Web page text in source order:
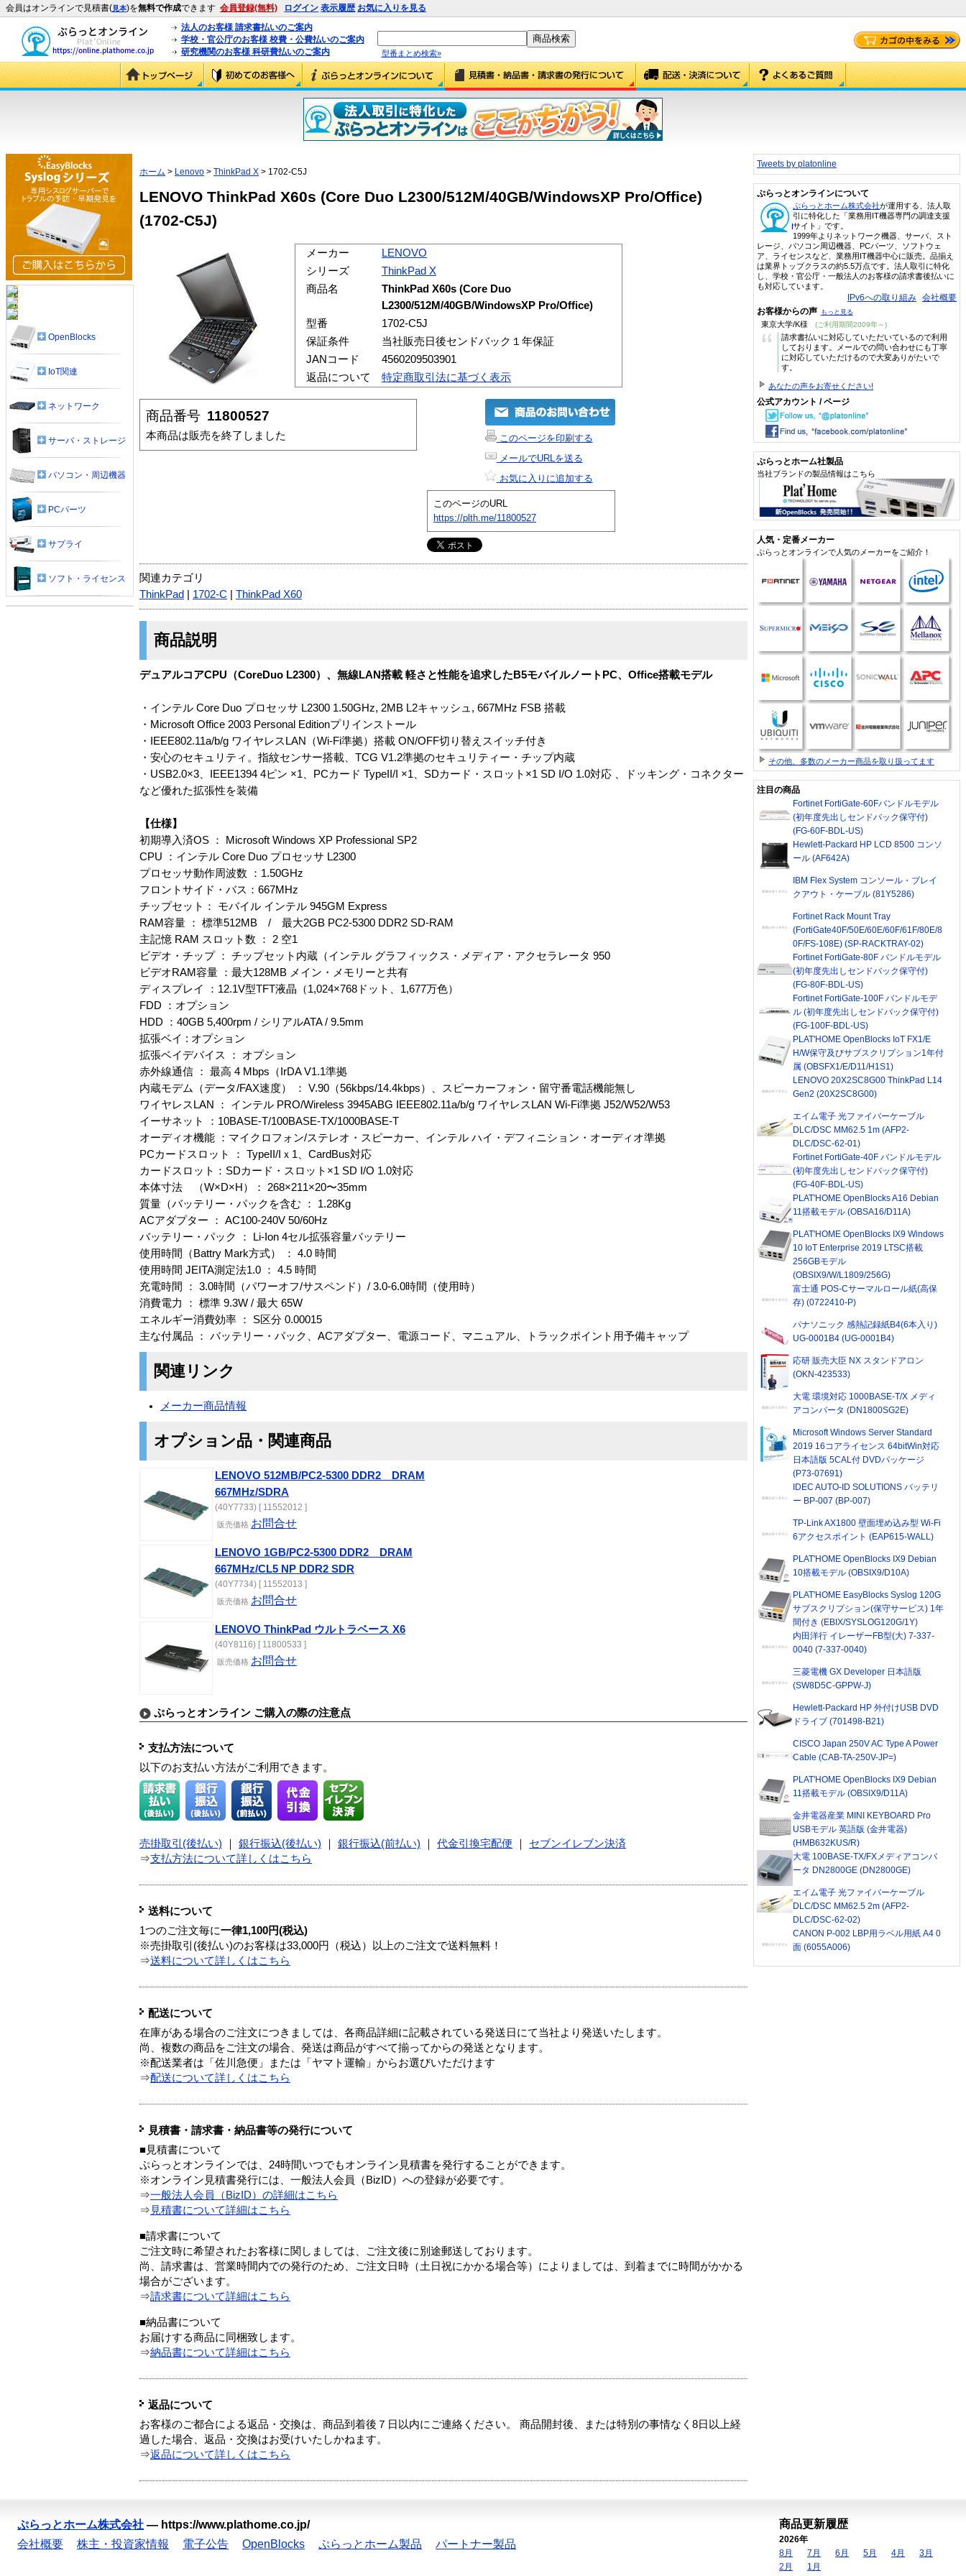
会員はオンラインで見積書(見本)を無料で作成できます 会員登録(無料) ログイン 表示履歴 お気に入りを見る
法人のお客様 請求書払いのご案内
学校・官公庁のお客様 校費・公費払いのご案内
研究機関のお客様 科研費払いのご案内
型番まとめ検索»
ホーム > Lenovo > ThinkPad X > 1702-C5J
LENOVO ThinkPad X60s (Core Duo L2300/512M/40GB/WindowsXP Pro/Office)
(1702-C5J)
メーカー
LENOVO
シリーズ
ThinkPad X
商品名
ThinkPad X60s (Core Duo
L2300/512M/40GB/WindowsXP Pro/Office)
型番
1702-C5J
保証条件
当社販売日後センドバック１年保証
JANコード
4560209503901
返品について
特定商取引法に基づく表示
商品番号 11800527
本商品は販売を終了しました
このページを印刷する
メールでURLを送る
お気に入りに追加する
このページのURL
https://plth.me/11800527
関連カテゴリ
ThinkPad
1702-C ThinkPad X60
商品説明
デュアルコアCPU（CoreDuo L2300）、無線LAN搭載 軽さと性能を追求したB5モバイルノートPC、Office搭載モデル
・インテル Core Duo プロセッサ L2300 1.50GHz, 2MB L2キャッシュ, 667MHz FSB 搭載
・Microsoft Office 2003 Personal Editionプリインストール
・IEEE802.11a/b/g ワイヤレスLAN（Wi-Fi準拠）搭載 ON/OFF切り替えスイッチ付き
・安心のセキュリティ。指紋センサー搭載、TCG V1.2準拠のセキュリティー・チップ内蔵
・USB2.0×3、IEEE1394 4ピン ×1、PCカード TypeII/I ×1、SDカード・スロット×1 SD I/O 1.0対応 、ドッキング・コネクター
など優れた拡張性を装備
【仕様】
初期導入済OS ： Microsoft Windows XP Professional SP2
CPU ：インテル Core Duo プロセッサ L2300
プロセッサ動作周波数 ：1.50GHz
フロントサイド・バス：667MHz
チップセット： モバイル インテル 945GM Express
RAM容量 ： 標準512MB / 最大2GB PC2-5300 DDR2 SD-RAM
主記憶 RAM スロット数 ： 2 空1
ビデオ・チップ ： チップセット内蔵（インテル グラフィックス・メディア・アクセラレータ 950
ビデオRAM容量 ：最大128MB メイン・メモリーと共有
ディスプレイ ：12.1V型TFT液晶（1,024×768ドット、1,677万色）
FDD ：オプション
HDD ：40GB 5,400rpm / シリアルATA / 9.5mm
拡張ベイ : オプション
拡張ベイデバイス ： オプション
赤外線通信 ： 最高 4 Mbps（IrDA V1.1準拠
内蔵モデム（データ/FAX速度） ： V.90（56kbps/14.4kbps）、スピーカーフォン・留守番電話機能無し
ワイヤレスLAN ： インテル PRO/Wireless 3945ABG IEEE802.11a/b/g ワイヤレスLAN Wi-Fi準拠 J52/W52/W53
イーサネット ：10BASE-T/100BASE-TX/1000BASE-T
オーディオ機能 ：マイクロフォン/ステレオ・スピーカー、インテル ハイ・デフィニション・オーディオ準拠
PCカードスロット ： TypeII/Iｘ1、CardBus対応
カードスロット：SDカード・スロット×1 SD I/O 1.0対応
本体寸法 （W×D×H）： 268×211×20〜35mm
質量（バッテリー・パックを含む ： 1.28Kg
ACアダプター ： AC100-240V 50/60Hz
バッテリー・パック ： Li-Ion 4セル拡張容量バッテリー
使用時間（Battry Mark方式） ： 4.0 時間
使用時間 JEITA測定法1.0 ： 4.5 時間
充電時間 ： 3.0時間（パワーオフ/サスペンド）/ 3.0-6.0時間（使用時）
消費電力 ： 標準 9.3W / 最大 65W
エネルギー消費効率 ： S区分 0.00015
主な付属品 ： バッテリー・パック、ACアダプター、電源コード、マニュアル、トラックポイント用予備キャップ
関連リンク
メーカー商品情報
オプション品・関連商品
LENOVO 512MB/PC2-5300 DDR2 DRAM
667MHz/SDRA
(40Y7733) [ 11552012 ]
販売価格 お問合せ
LENOVO 1GB/PC2-5300 DDR2 DRAM
667MHz/CL5 NP DDR2 SDR
(40Y7734) [ 11552013 ]
販売価格 お問合せ
LENOVO ThinkPad ウルトラベース X6
(40Y8116) [ 11800533 ]
販売価格 お問合せ
ぷらっとオンライン ご購入の際の注意点
支払方法について
以下のお支払い方法がご利用できます。
売掛取引(後払い) 銀行振込(後払い) 銀行振込(前払い) 代金引換宅配便
セブンイレブン決済
⇒支払方法について詳しくはこちら
送料について
1つのご注文毎に一律1,100円(税込)
※売掛取引(後払い)のお客様は33,000円（税込）以上のご注文で送料無料！
⇒送料について詳しくはこちら
配送について
在庫がある場合のご注文につきましては、各商品詳細に記載されている発送日にて当社より発送いたします。
尚、複数の商品をご注文の場合、発送は商品がすべて揃ってからの発送となります。
※配送業者は「佐川急便」または「ヤマト運輸」からお選びいただけます
⇒配送について詳しくはこちら
見積書・請求書・納品書等の発行について
■見積書について
ぷらっとオンラインでは、24時間いつでもオンライン見積書を発行することができます。
※オンライン見積書発行には、一般法人会員（BizID）への登録が必要です。
⇒一般法人会員（BizID）の詳細はこちら
⇒ 見積書について詳細はこちら
■請求書について
ご注文時に希望されたお客様に関しましては、ご注文後に別途郵送しております。
尚、請求書は、営業時間内での発行のため、ご注文日時（土日祝にかかる場合等）によりましては、到着までに時間がかかる
場合がございます。
⇒請求書について詳細はこちら
■納品書について
お届けする商品に同梱致します。
⇒納品書について詳細はこちら
返品について
お客様のご都合による返品・交換は、商品到着後７日以内にご連絡ください。 商品開封後、または特別の事情なく8日以上経
過した場合、返品・交換はお受けいたしかねます。
⇒返品について詳しくはこちら
OpenBlocks
IoT関連
ネットワーク
サーバ・ストレージ
パソコン・周辺機器
PCパーツ
サプライ
ソフト・ライセンス
Tweets by platonline
ぷらっとオンラインについて
ぷらっとホーム株式会社が運用する、法人取
引に特化した「業務用IT機器専門の調達支援
サイト」です。
1999年よりネットワーク機器、サーバ、スト
レージ、パソコン周辺機器、PCパーツ、ソフトウェ
ア、ライセンスなど、業務用IT機器中心に販売。品揃え
は業界トップクラスの約5.5万点です。法人取引に特化
し、学校・官公庁・一般法人のお客様の請求書後払いに
も対応しています。
IPv6への取り組み 会社概要
お客様からの声 もっと見る
東京大学/K様 (ご利用期間2009年～)
“
請求書払いに対応していただいているので利用
しております。メールでの問い合わせにも丁寧
に対応していただけるので大変ありがたいで
す。
あなたの声をお寄せください!
公式アカウント / ページ
ぷらっとホーム社製品
当社ブランドの製品情報はこちら
人気・定番メーカー
ぷらっとオンラインで人気のメーカーをご紹介！
その他、多数のメーカー商品を取り扱ってます
注目の商品
Fortinet FortiGate-60Fバンドルモデル
(初年度先出しセンドバック保守付)
(FG-60F-BDL-US)
Hewlett-Packard HP LCD 8500 コンソ
ール (AF642A)
IBM Flex System コンソール・ブレイ
クアウト・ケーブル (81Y5286)
Fortinet Rack Mount Tray
(FortiGate40F/50E/60E/60F/61F/80E/8
0F/FS-108E) (SP-RACKTRAY-02)
Fortinet FortiGate-80F バンドルモデル
(初年度先出しセンドバック保守付)
(FG-80F-BDL-US)
Fortinet FortiGate-100F バンドルモデ
ル (初年度先出しセンドバック保守付)
(FG-100F-BDL-US)
PLAT'HOME OpenBlocks IoT FX1/E
H/W保守及びサブスクリプション1年付
属 (OBSFX1/E/D11/H1S1)
LENOVO 20X2SC8G00 ThinkPad L14
Gen2 (20X2SC8G00)
エイム電子 光ファイバーケーブル
DLC/DSC MM62.5 1m (AFP2-
DLC/DSC-62-01)
Fortinet FortiGate-40F バンドルモデル
(初年度先出しセンドバック保守付)
(FG-40F-BDL-US)
PLAT'HOME OpenBlocks A16 Debian
11搭載モデル (OBSA16/D11A)
PLAT'HOME OpenBlocks IX9 Windows
10 IoT Enterprise 2019 LTSC搭載
256GBモデル
(OBSIX9/W/L1809/256G)
富士通 POS-Cサーマルロール紙(高保
存) (0722410-P)
パナソニック 感熱記録紙B4(6本入り)
UG-0001B4 (UG-0001B4)
応研 販売大臣 NX スタンドアロン
(OKN-423533)
大電 環境対応 1000BASE-T/X メディ
アコンバータ (DN1800SG2E)
Microsoft Windows Server Standard
2019 16コアライセンス 64bitWin対応
日本語版 5CAL付 DVDパッケージ
(P73-07691)
IDEC AUTO-ID SOLUTIONS バッテリ
ー BP-007 (BP-007)
TP-Link AX1800 壁面埋め込み型 Wi-Fi
6アクセスポイント (EAP615-WALL)
PLAT'HOME OpenBlocks IX9 Debian
10搭載モデル (OBSIX9/D10A)
PLAT'HOME EasyBlocks Syslog 120G
サブスクリプション(保守サービス) 1年
間付き (EBIX/SYSLOG120G/1Y)
内田洋行 イレーザーFB型(大) 7-337-
0040 (7-337-0040)
三菱電機 GX Developer 日本語版
(SW8D5C-GPPW-J)
Hewlett-Packard HP 外付けUSB DVD
ドライブ (701498-B21)
CISCO Japan 250V AC Type A Power
Cable (CAB-TA-250V-JP=)
PLAT'HOME OpenBlocks IX9 Debian
11搭載モデル (OBSIX9/D11A)
金井電器産業 MINI KEYBOARD Pro
USBモデル 英語版 (金井電器)
(HMB632KUS/R)
大電 100BASE-TX/FXメディアコンバ
ータ DN2800GE (DN2800GE)
エイム電子 光ファイバーケーブル
DLC/DSC MM62.5 2m (AFP2-
DLC/DSC-62-02)
CANON P-002 LBP用ラベル用紙 A4 0
面 (6055A006)
ぷらっとホーム株式会社 — https://www.plathome.co.jp/
会社概要
株主・投資家情報 電子公告 OpenBlocks ぷらっとホーム製品 パートナー製品
商品更新履歴
2026年
8月
7月 6月 5月 4月
3月
2月
1月